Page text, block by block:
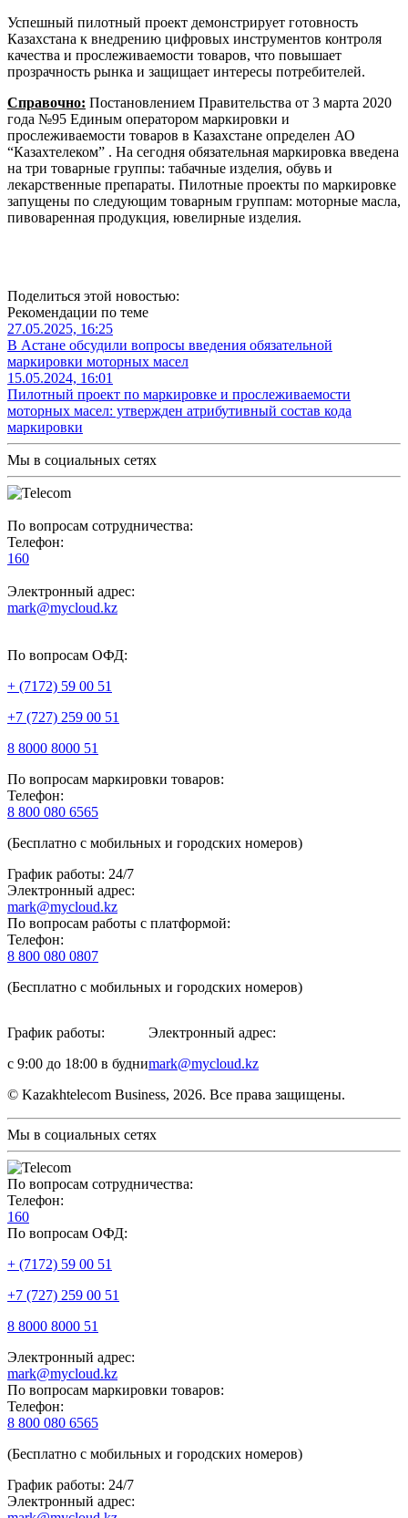
Успешный пилотный проект демонстрирует готовность
Казахстана к внедрению цифровых инструментов контроля
качества и прослеживаемости товаров, что повышает
прозрачность рынка и защищает интересы потребителей.
Справочно: Постановлением Правительства от 3 марта 2020
года №95 Единым оператором маркировки и
прослеживаемости товаров в Казахстане определен АО
“Казахтелеком” . На сегодня обязательная маркировка введена
на три товарные группы: табачные изделия, обувь и
лекарственные препараты. Пилотные проекты по маркировке
запущены по следующим товарным группам: моторные масла,
пивоваренная продукция, ювелирные изделия.
Поделиться этой новостью:
Рекомендации по теме
27.05.2025, 16:25
В Астане обсудили вопросы введения обязательной
маркировки моторных масел
15.05.2024, 16:01
Пилотный проект по маркировке и прослеживаемости
моторных масел: утвержден атрибутивный состав кода
маркировки
Мы в социальных сетях
По вопросам сотрудничества:
Телефон:
160
Электронный адрес:
mark@mycloud.kz
По вопросам ОФД:
+ (7172) 59 00 51
+7 (727) 259 00 51
8 8000 8000 51
По вопросам маркировки товаров:
Телефон:
8 800 080 6565
(Бесплатно с мобильных и городских номеров)
График работы: 24/7
Электронный адрес:
mark@mycloud.kz
По вопросам работы с платформой:
Телефон:
8 800 080 0807
(Бесплатно с мобильных и городских номеров)
График работы:
с 9:00 до 18:00 в будни
Электронный адрес:
mark@mycloud.kz
© Kazakhtelecom Business, 2026. Все права защищены.
Мы в социальных сетях
По вопросам сотрудничества:
Телефон:
160
По вопросам ОФД:
+ (7172) 59 00 51
+7 (727) 259 00 51
8 8000 8000 51
Электронный адрес:
mark@mycloud.kz
По вопросам маркировки товаров:
Телефон:
8 800 080 6565
(Бесплатно с мобильных и городских номеров)
График работы: 24/7
Электронный адрес: